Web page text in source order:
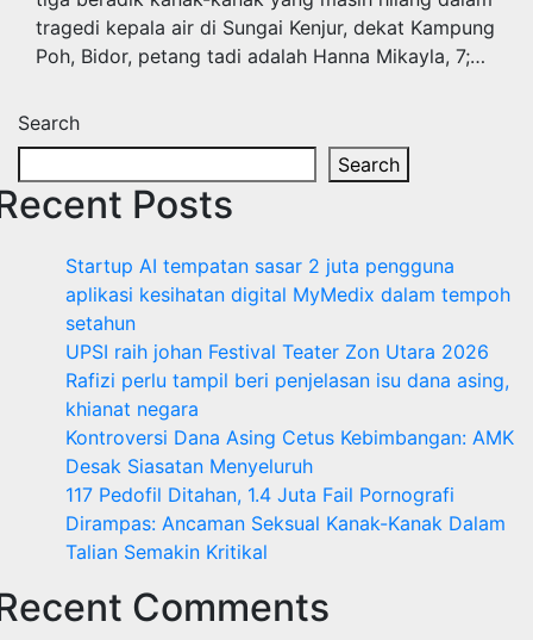
tragedi kepala air di Sungai Kenjur, dekat Kampung
Poh, Bidor, petang tadi adalah Hanna Mikayla, 7;…
Search
Search
Posts
Startup AI tempatan sasar 2 juta pengguna
aplikasi kesihatan digital MyMedix dalam tempoh
setahun
UPSI raih johan Festival Teater Zon Utara 2026
Rafizi perlu tampil beri penjelasan isu dana asing,
khianat negara
Kontroversi Dana Asing Cetus Kebimbangan: AMK
Desak Siasatan Menyeluruh
117 Pedofil Ditahan, 1.4 Juta Fail Pornografi
Dirampas: Ancaman Seksual Kanak-Kanak Dalam
Talian Semakin Kritikal
Comments